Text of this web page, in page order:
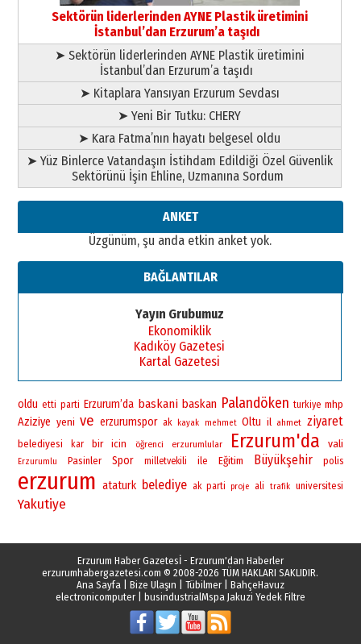
Başkan Sekmen’den Erzurum’a
bir vizyon proje daha!
02 Ağustos 2026 Pazar
Sektörün liderlerinden AYNE Plastik üretimini
İstanbul’dan Erzurum’a taşıdı
➤ Sektörün liderlerinden AYNE Plastik üretimini
İstanbul’dan Erzurum’a taşıdı
➤ Kitaplara Yansıyan Erzurum Sevdası
➤ Yeni Bir Tutku: CHERY
➤ Kara Fatma’nın hayatı belgesel oldu
➤ Yüz Binlerce Vatandaşın İstihdam Edildiği Özel Güvenlik
Sektörünü İşin Ehline, Uzmanına Sordum
ANKET
Üzgünüm, şu anda etkin anket yok.
BAĞLANTILAR
Yayın Grubumuz
Ekonomiklik
Kadıköy Gazetesi
Kartal Gazetesi
oldu etti parti Erzurum’da baskani baskan Palandöken turkiye mhp
Aziziye yeni ve erzurumspor ak kayak mehmet Oltu il ahmet ziyaret
belediyesi kar bir icin öğrenci erzurumlular Erzurum'da vali
Erzurumlu Pasinler Spor milletvekili ile Eğitim Büyükşehir polis
erzurum ataturk belediye ak parti proje ali trafik universitesi
Yakutiye
Erzurum Haber Gazetesİ - Erzurum'dan Haberler
erzurumhabergazetesi.com © 2008-2026 TÜM HAKLARI SAKLIDIR.
Ana Sayfa
Bize Ulaşın Tübilmer| BahçeHavuz
electronicomputer| busindustrialMspa Jakuzi Yedek Filtre